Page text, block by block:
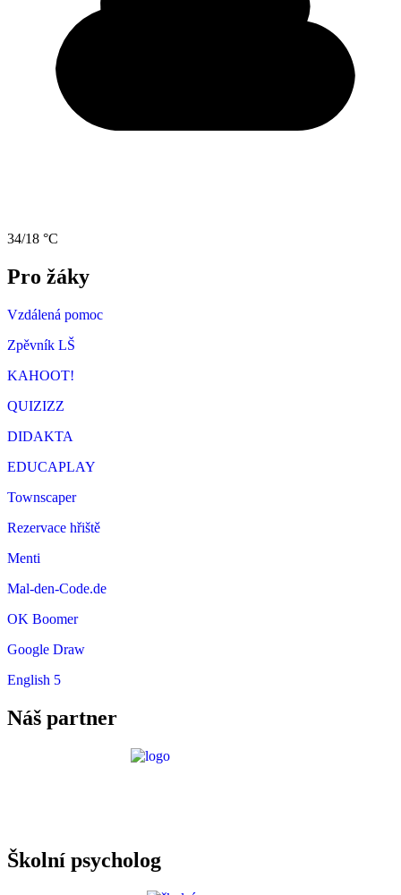
34/18 °C
Pro žáky
Vzdálená pomoc
Zpěvník LŠ
KAHOOT!
QUIZIZZ
DIDAKTA
EDUCAPLAY
Townscaper
Rezervace hřiště
Menti
Mal-den-Code.de
OK Boomer
Google Draw
English 5
Náš partner
Školní psycholog